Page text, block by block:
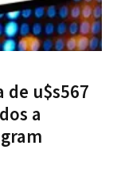
u$s567
a